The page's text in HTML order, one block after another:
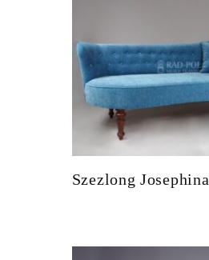
Szezlong Josephina